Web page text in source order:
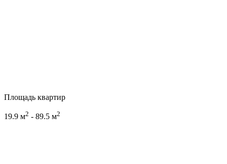
Площадь квартир
19.9 м2 - 89.5 м2